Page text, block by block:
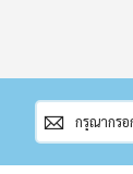
สมัคร
สมาชิก
จดหมาย
ข่าว